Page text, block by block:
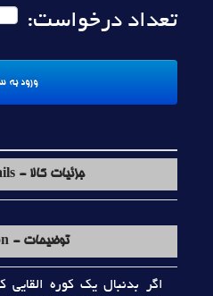
تعداد درخواست:
جزئیات کالا - Product details
توضیحات - Description
اگر بدنبال يک کوره